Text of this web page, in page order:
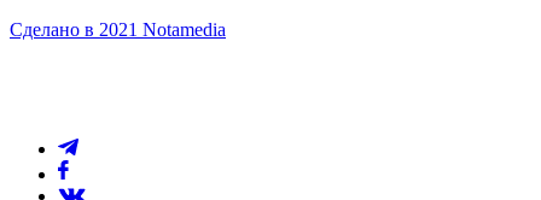
Сделано в 2021 Notamedia